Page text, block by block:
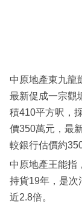
中原地產東九龍
最新促成一宗觀
積410平方呎，
價350萬元，最
較銀行估價約
中原地產王能指
持貨19年，是次
近2.8倍。